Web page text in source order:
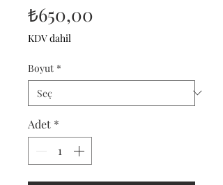
₺650,00
KDV dahil
Boyut *
Adet *